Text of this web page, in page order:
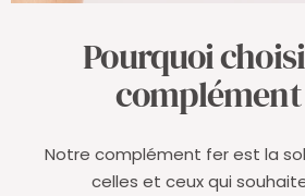
Pourquoi
Notre complément fer est la
celles et ceux qui